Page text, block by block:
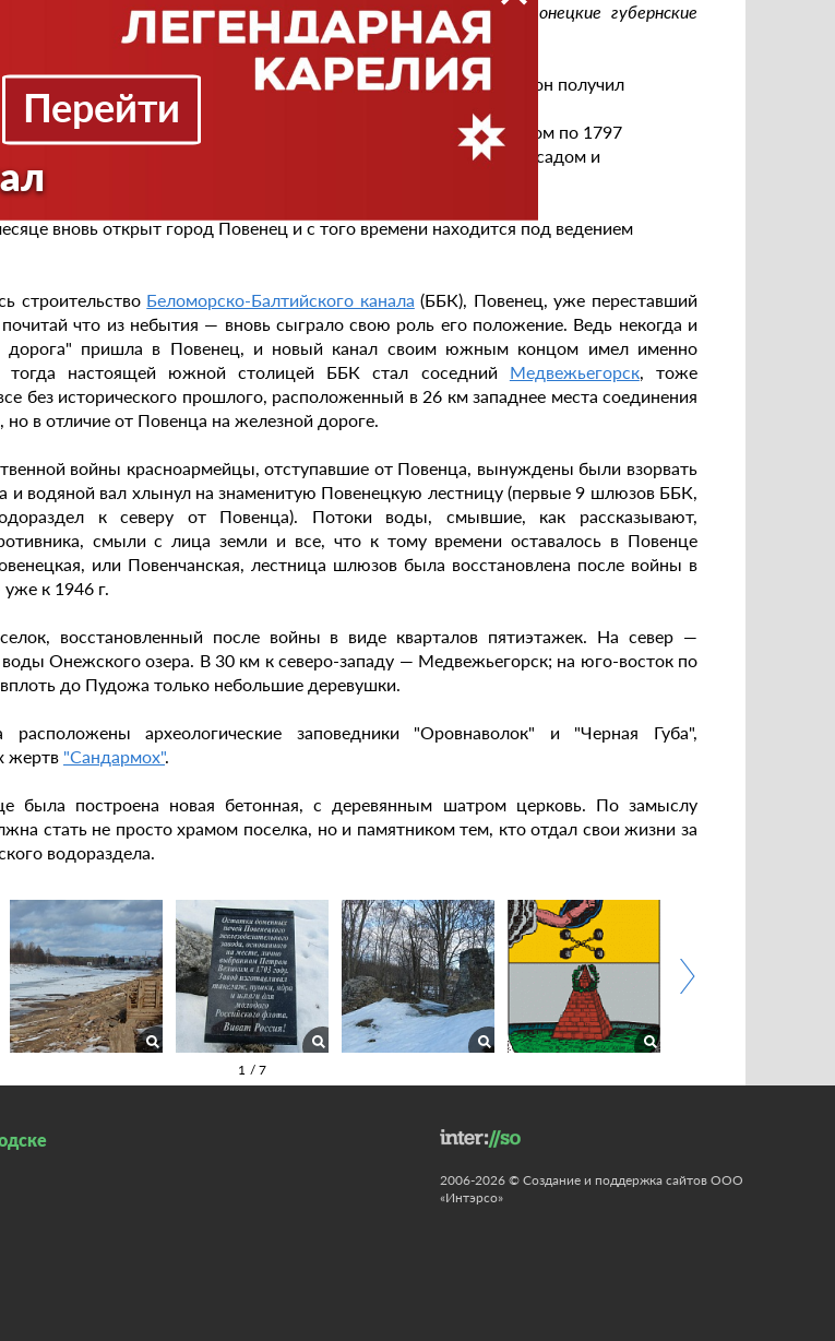
из историко-статистического описания губернии.) // Олонецкие губернские
деревянную шатровую Петропавловскую церковь, а в 1777 г. он получил
право города, и управлялся С. Петербургскою губернией, а потом по 1797
город был уничтожен, а место было наименовано Повенецким посадом и
Архангельской губернии.
городом и отделен к Новгородской губернии.
вновь открыт город Повенец и с того времени находится под ведением
строительство Беломорско-Балтийского канала (ББК), Повенец, уже переставший
что из небытия — вновь сыграло свою роль его положение. Ведь некогда и
дорога" пришла в Повенец, и новый канал своим южным концом имел именно
настоящей южной столицей ББК стал соседний Медвежьегорск, тоже
без исторического прошлого, расположенный в 26 км западнее места соединения
в отличие от Повенца на железной дороге.
войны красноармейцы, отступавшие от Повенца, вынуждены были взорвать
и водяной вал хлынул на знаменитую Повенецкую лестницу (первые 9 шлюзов ББК,
к северу от Повенца). Потоки воды, смывшие, как рассказывают,
смыли с лица земли и все, что к тому времени оставалось в Повенце
или Повенчанская, лестница шлюзов была восстановлена после войны в
к 1946 г.
восстановленный после войны в виде кварталов пятиэтажек. На север —
Онежского озера. В 30 км к северо-западу — Медвежьегорск; на юго-восток по
до Пудожа только небольшие деревушки.
археологические заповедники "Оровнаволок" и "Черная Губа",
жертв "Сандармох".
была построена новая бетонная, с деревянным шатром церковь. По замыслу
стать не просто храмом поселка, но и памятником тем, кто отдал свои жизни за
водораздела.
2006-2026 © Создание и поддержка сайтов ООО
«Интэрсо»
Перейти